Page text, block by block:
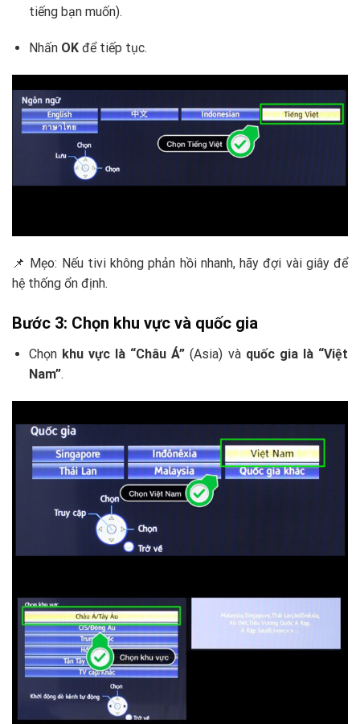
tiếng bạn muốn).
Nhấn OKđể tiếp tục.
📌 Mẹo: Nếu tivi không phản hồi nhanh, hãy đợi vài giây để
hệ thống ổn định.
Bước 3: Chọn khu vực và quốc gia
Chọn khu vực là “Châu Á” (Asia) và quốc gia là “Việt
Nam”.